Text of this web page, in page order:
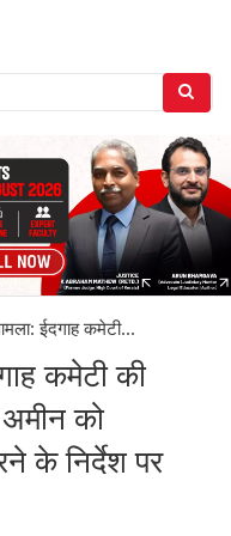
ईदगाह कमेटी...
कमेटी की
अमीन को
के निर्देश पर